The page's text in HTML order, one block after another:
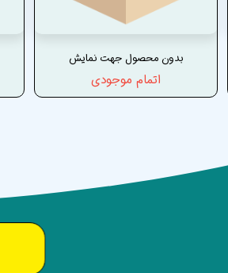
بدون محصول جهت نمایش
اتمام موجودی